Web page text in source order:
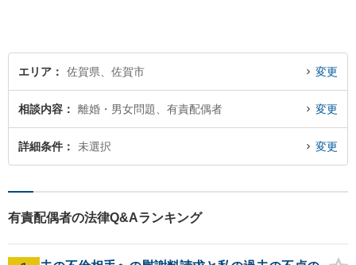
エリア 佐賀県、佐賀市 変更
相談内容 離婚・男女問題、有責配偶者 変更
詳細条件 未選択 変更
有責配偶者の法律Q&Aランキング